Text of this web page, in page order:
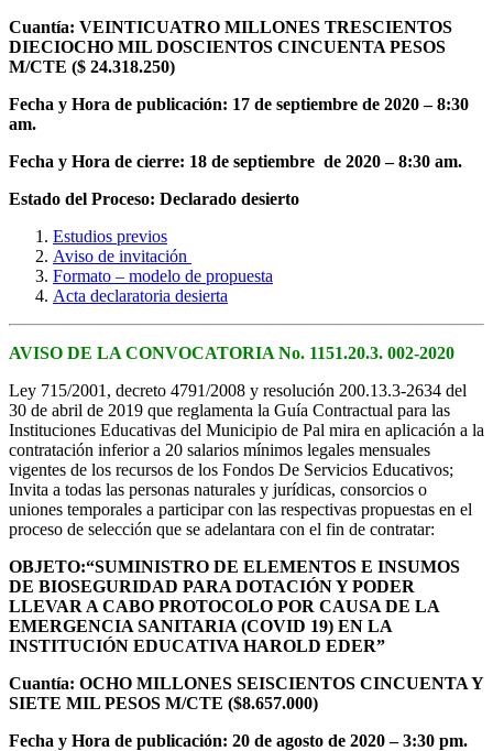
Cuantía: VEINTICUATRO MILLONES TRESCIENTOS
DIECIOCHO MIL DOSCIENTOS CINCUENTA PESOS
M/CTE ($ 24.318.250)
Fecha y Hora de publicación: 17 de septiembre de 2020 – 8:30
am.
Fecha y Hora de cierre: 18 de septiembre de 2020 – 8:30 am.
Estado del Proceso: Declarado desierto
Estudios previos
Aviso de invitación
Formato – modelo de propuesta
Acta declaratoria desierta
AVISO DE LA CONVOCATORIA No. 1151.20.3. 002-2020
Ley 715/2001, decreto 4791/2008 y resolución 200.13.3-2634 del
30 de abril de 2019 que reglamenta la Guía Contractual para las
Instituciones Educativas del Municipio de Pal mira en aplicación a la
contratación inferior a 20 salarios mínimos legales mensuales
vigentes de los recursos de los Fondos De Servicios Educativos;
Invita a todas las personas naturales y jurídicas, consorcios o
uniones temporales a participar con las respectivas propuestas en el
proceso de selección que se adelantara con el fin de contratar:
OBJETO:“SUMINISTRO DE ELEMENTOS E INSUMOS
DE BIOSEGURIDAD PARA DOTACIÓN Y PODER
LLEVAR A CABO PROTOCOLO POR CAUSA DE LA
EMERGENCIA SANITARIA (COVID 19) EN LA
INSTITUCIÓN EDUCATIVA HAROLD EDER”
Cuantía: OCHO MILLONES SEISCIENTOS CINCUENTA Y
SIETE MIL PESOS M/CTE ($8.657.000)
Fecha y Hora de publicación: 20 de agosto de 2020 – 3:30 pm.